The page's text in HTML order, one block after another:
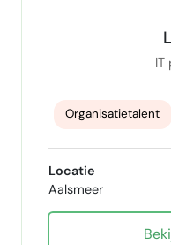
IT
Organisatietalent
Locatie
Aalsmeer